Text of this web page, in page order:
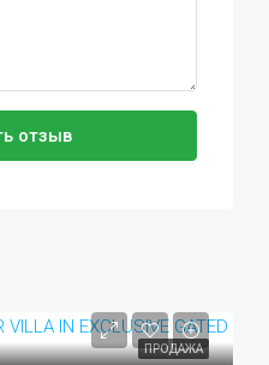
отзыв
ПРОДАЖА